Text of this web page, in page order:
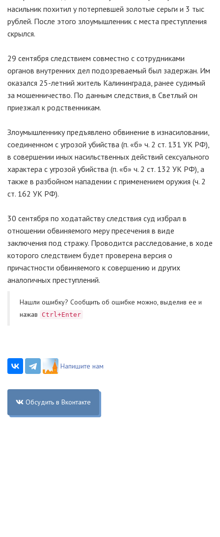
насильник похитил у потерпевшей золотые серьги и 3 тыс
рублей. После этого злоумышленник с места преступления
скрылся.
29 сентября следствием совместно с сотрудниками
органов внутренних дел подозреваемый был задержан. Им
оказался 25-летний житель Калининграда, ранее судимый
за мошенничество. По данным следствия, в Светлый он
приезжал к родственникам.
Злоумышленнику предъявлено обвинение в изнасиловании,
соединенном с угрозой убийства (п. «б» ч. 2 ст. 131 УК РФ),
в совершении иных насильственных действий сексуального
характера с угрозой убийства (п. «б» ч. 2 ст. 132 УК РФ), а
также в разбойном нападении с применением оружия (ч. 2
ст. 162 УК РФ).
30 сентября по ходатайству следствия суд избрал в
отношении обвиняемого меру пресечения в виде
заключения под стражу. Проводится расследование, в ходе
которого следствием будет проверена версия о
причастности обвиняемого к совершению и других
аналогичных преступлений.
Нашли ошибку? Cообщить об ошибке можно, выделив ее и
нажав
Ctrl+Enter
Напишите нам
Обсудить в Вконтакте